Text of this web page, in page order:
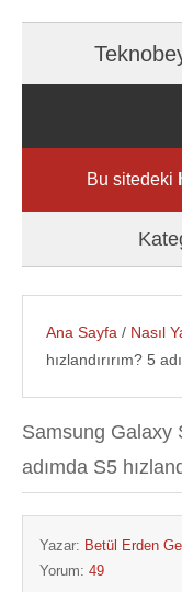
Bu sitedeki
Ana Sayfa / Nasıl
hızlandırırım? 5
Samsung Galaxy
adımda S5
Yazar: Betül Erden
Yorum: 49